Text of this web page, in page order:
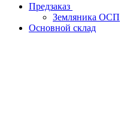
Предзаказ
Земляника ОСП
Основной склад